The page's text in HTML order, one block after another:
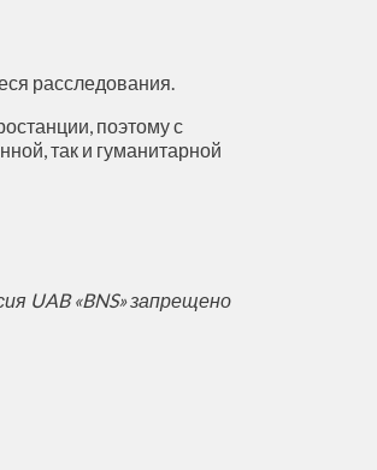
расследования.
поэтому с
так и гуманитарной
UAB «BNS» запрещено